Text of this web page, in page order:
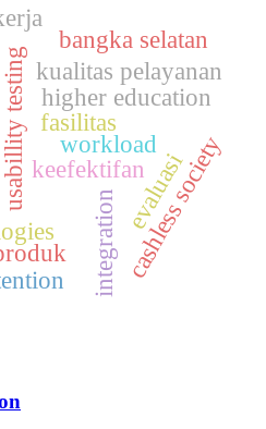
keefektifanevaluasi
usabillity testing higher education
integrationcashless society
fasilitas
kualitas pelayanan
workload
bangka selatan